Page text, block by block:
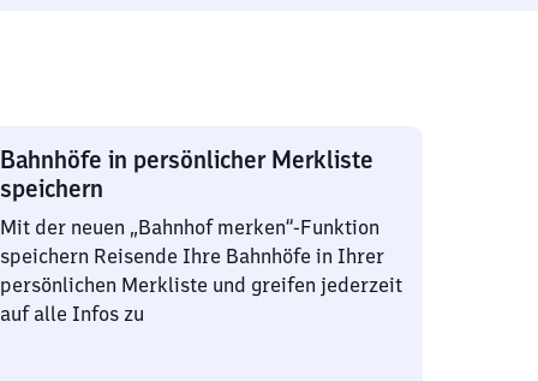
Bahnhöfe in persönlicher Merkliste
speichern
Mit der neuen „Bahnhof merken“-Funktion
speichern Reisende Ihre Bahnhöfe in Ihrer
persönlichen Merkliste und greifen jederzeit
auf alle Infos zu